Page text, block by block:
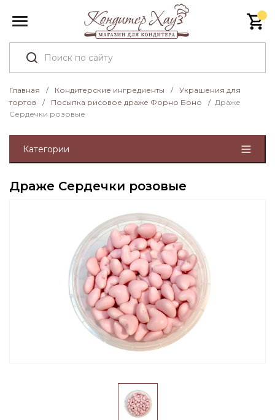
Главная / Кондитерские ингредиенты /
Украшения для
тортов
/ Посыпка рисовое драже Форно Боно / Драже
Сердечки розовые
Категории
Драже Сердечки розовые